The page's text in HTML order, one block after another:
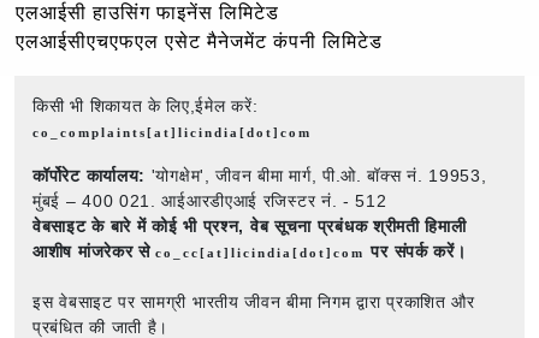
एलआईसी हाउसिंग फाइनेंस लिमिटेड
एलआईसीएचएफएल एसेट मैनेजमेंट कंपनी लिमिटेड
किसी भी शिकायत के लिए,ईमेल करें:
co_complaints[at]licindia[dot]com
कॉर्पोरेट कार्यालय: 'योगक्षेम', जीवन बीमा मार्ग, पी.ओ. बॉक्स नं. 19953,
मुंबई – 400 021. आईआरडीएआई रजिस्टर नं. - 512
वेबसाइट के बारे में कोई भी प्रश्न, वेब सूचना प्रबंधक श्रीमती हिमाली
आशीष मांजरेकर सेco_cc[at]licindia[dot]comपर संपर्क करें।
इस वेबसाइट पर सामग्री भारतीय जीवन बीमा निगम द्वारा प्रकाशित और
प्रबंधित की जाती है।